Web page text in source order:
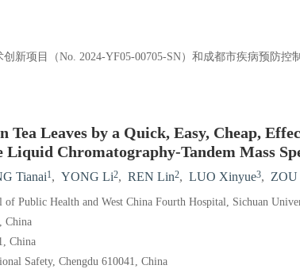
新项目（No. 2024-YF05-00705-SN）和成都市疾病预防控
Leaves by a Quick, Easy, Cheap,
Chromatography-Tandem Mass
Tianai1, YONG Li2, REN Lin2, LUO Xinyue3,
Public Health and West China Fourth Hospital, Sichuan
China
China
Safety, Chengdu 610041, China